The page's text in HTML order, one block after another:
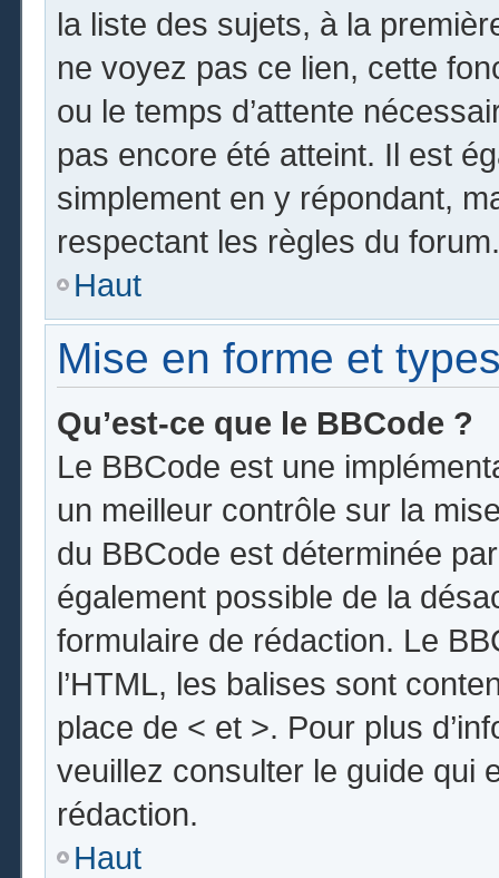
la liste des sujets, à la
ne voyez pas ce lien, cette
ou le temps d’attente
pas encore été atteint. Il est
simplement en y répondant,
respectant les règles du forum.
Haut
Mise en forme et
Qu’est-ce que le BBCode ?
Le BBCode est une
un meilleur contrôle sur la
du BBCode est déterminée
également possible de la
formulaire de rédaction. Le
l’HTML, les balises sont
place de < et >. Pour plus
veuillez consulter le guide qui
rédaction.
Haut